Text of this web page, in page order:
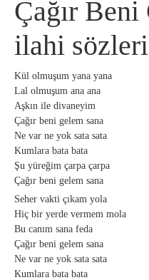
Çağır Beni
ilahi sözleri
Kül olmuşum yana yana
Lal olmuşum ana ana
Aşkın ile divaneyim
Çağır beni gelem sana
Ne var ne yok sata sata
Kumlara bata bata
Şu yüreğim çarpa çarpa
Çağır beni gelem sana
Seher vakti çıkam yola
Hiç bir yerde vermem mola
Bu canım sana feda
Çağır beni gelem sana
Ne var ne yok sata sata
Kumlara bata bata